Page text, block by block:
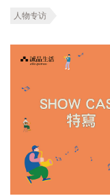
人物专访